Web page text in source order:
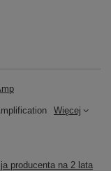
Więcej
producenta na 2 lata